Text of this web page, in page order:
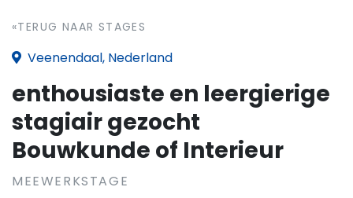
«TERUG NAAR STAGES
Veenendaal, Nederland
enthousiaste en leergierige
stagiair gezocht
Bouwkunde of Interieur
MEEWERKSTAGE